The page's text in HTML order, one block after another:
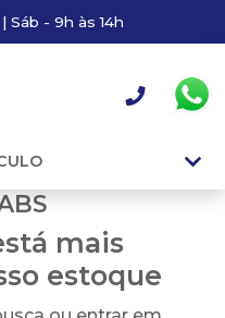
Sáb - 9h às 14h
mais
estoque